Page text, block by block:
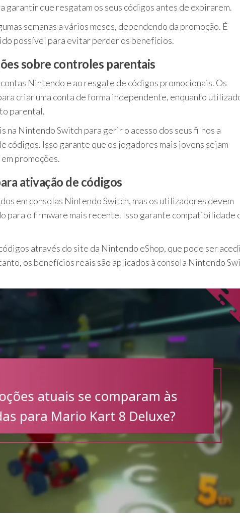
que resgatam os seus códigos antes de expirarem.
semanas a vários meses, dependendo da promoção. É
possível para evitar perder os benefícios.
sobre controles parentais
Nintendo e ao resgate de códigos promocionais. Os
criar uma conta de forma independente, enquanto
parental.
Nintendo Switch para gerir o acesso dos seus filhos a
Isso garante que os jogadores mais jovens sejam
promoções.
ativação de códigos
em consolas Nintendo Switch, mas os utilizadores devem
para o firmware mais recente. Isso garante compatibilidade
através do site da Nintendo eShop, que pode ser
os benefícios reais são aplicados à consola Nintendo